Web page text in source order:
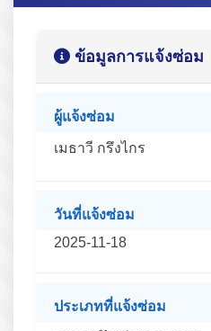
ข้อมูลการแจ้งซ่อม
ผู้แจ้งซ่อม
เมธาวี กรึงไกร
วันที่แจ้งซ่อม
2025-11-18
ประเภทที่แจ้งซ่อม